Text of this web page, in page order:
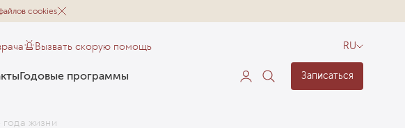
cookies
Вызвать скорую помощь RU
Годовые программы Записаться
жизни